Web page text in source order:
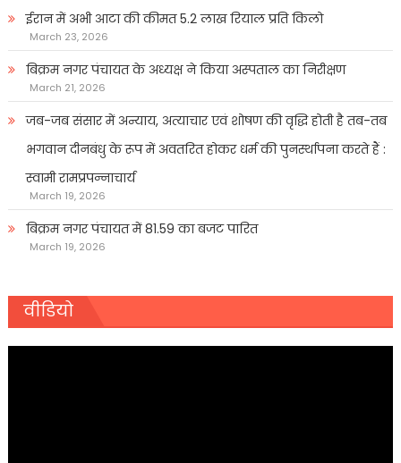
ईरान में अभी आटा की कीमत 5.2 लाख रियाल प्रति किलो
March 23, 2026
बिक्रम नगर पंचायत के अध्यक्ष ने किया अस्पताल का निरीक्षण
March 21, 2026
जब-जब संसार में अन्याय, अत्याचार एवं शोषण की वृद्धि होती है तब-तब
भगवान दीनबंधु के रूप में अवतरित होकर धर्म की पुनर्स्थापना करते हैं :
स्वामी रामप्रपन्नाचार्य
March 19, 2026
बिक्रम नगर पंचायत में 81.59 का बजट पारित
March 19, 2026
वीडियो